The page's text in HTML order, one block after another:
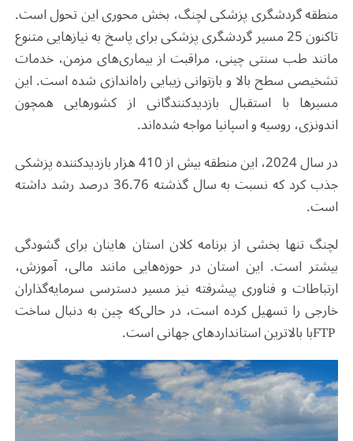
منطقه گردشگری پزشکی لچنگ، بخش محوری این تحول است.
تاکنون 25 مسیر گردشگری پزشکی برای پاسخ به نیازهایی متنوع
مانند طب سنتی چینی، مراقبت از بیماری‌های مزمن، خدمات
تشخیصی سطح بالا و بازتوانی زیبایی راه‌اندازی شده است. این
مسیرها با استقبال بازدیدکنندگانی از کشورهایی همچون
اندونزی، روسیه و اسپانیا مواجه شده‌اند.
در سال 2024، این منطقه بیش از 410 هزار بازدیدکننده پزشکی
جذب کرد که نسبت به سال گذشته 36.76 درصد رشد داشته
است.
لچنگ تنها بخشی از برنامه کلان استان هاینان برای گشودگی
بیشتر است. این استان در حوزه‌هایی مانند مالی، آموزش،
ارتباطات و فناوری پیشرفته نیز مسیر دسترسی سرمایه‌گذاران
خارجی را تسهیل کرده است، در حالی‌که چین به دنبال ساخت
FTPبا بالاترین استانداردهای جهانی است.